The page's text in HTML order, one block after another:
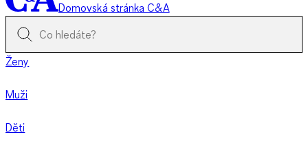
Domovská stránka C&A
Ženy
Muži
Děti